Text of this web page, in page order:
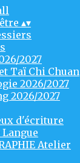
▴▾
2027
Taï Chi Chuan
2026/2027
2026/2027
d'écriture
Langue
Atelier